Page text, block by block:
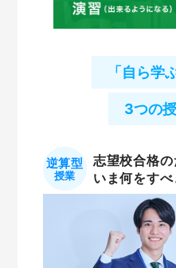
「自ら学
3つの
逆算型
授業
志望校合格の
いま何をすべ